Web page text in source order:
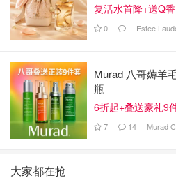
复活水首降+送Q
0 Estee
Murad 八哥薅羊
瓶
6折起+叠送豪礼9
7 14 Murad
大家都在抢